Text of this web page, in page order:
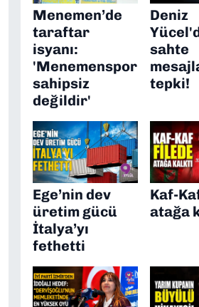
Menemen’de
taraftar
isyanı:
'Menemenspor
sahipsiz
değildir'
Deniz
sahte
tepki!
Ege’nin dev
üretim gücü
İtalya’yı
fethetti
Kaf-
atağa